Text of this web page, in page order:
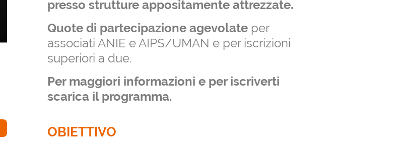
presso strutture appositamente attrezzate.
Quote di partecipazione agevolate per
associati ANIE e AIPS/UMAN e per iscrizioni
superiori a due.
Per maggiori informazioni e per iscriverti
scarica il programma.
OBIETTIVO